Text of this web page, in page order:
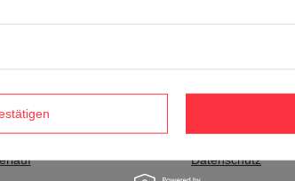
sich als Großhändler
Waren
AGB
Datenschutz